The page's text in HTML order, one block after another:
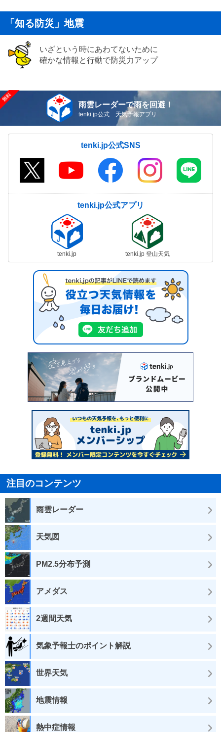
「知る防災」地震
いざという時にあわてないために
確かな情報と行動で防災力アップ
雨雲レーダーで雨を回避！
tenki.jp公式 天気予報アプリ
tenki.jp公式SNS
tenki.jp公式アプリ
tenki.jp tenki.jp 登山天気
注目のコンテンツ
雨雲レーダー
天気図
PM2.5分布予測
アメダス
2週間天気
気象予報士のポイント解説
世界天気
地震情報
熱中症情報